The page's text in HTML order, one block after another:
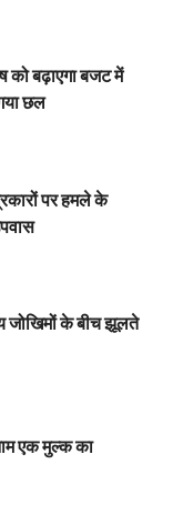
को बढ़ाएगा बजट में
छल
पर हमले के
जोखिमों के बीच झूलते
एक मुल्क का